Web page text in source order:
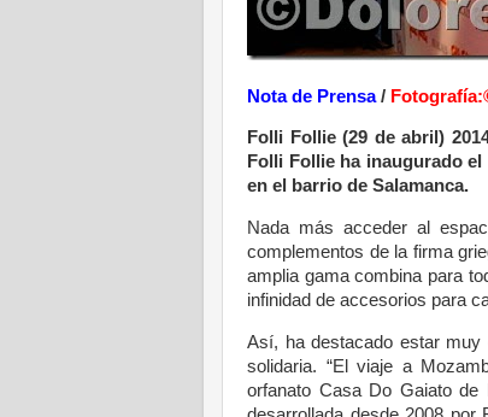
Nota de Prensa/
Folli Follie (29 de abril)
Folli Follie ha inaugurado
en el barrio de Salamanca.
Nada más acceder al
complementos de la firma
amplia gama combina para
infinidad de accesorios para
Así, ha destacado estar
solidaria. “El viaje a
orfanato Casa Do Gaiato de